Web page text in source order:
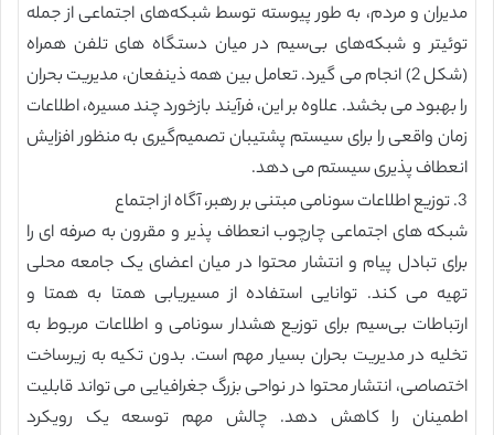
مدیران و مردم، به طور پیوسته توسط شبکه‌های اجتماعی از جمله
توئیتر و شبکه‌های بی‌سیم در میان دستگاه های تلفن همراه
(شکل 2) انجام می گیرد. تعامل بین همه ذینفعان، مدیریت بحران
را بهبود می بخشد. علاوه بر این، فرآیند بازخورد چند مسیره، اطلاعات
زمان واقعی را برای سیستم پشتیبان تصمیم‌گیری به منظور افزایش
انعطاف پذیری سیستم می دهد.
3. توزیع اطلاعات سونامی مبتنی بر رهبر، آگاه از اجتماع
شبکه های اجتماعی چارچوب انعطاف پذیر و مقرون به صرفه ای را
برای تبادل پیام و انتشار محتوا در میان اعضای یک جامعه محلی
تهیه می کند. توانایی استفاده از مسیریابی همتا به همتا و
ارتباطات بی‌سیم برای توزیع هشدار سونامی و اطلاعات مربوط به
تخلیه در مدیریت بحران بسیار مهم است. بدون تکیه به زیرساخت
اختصاصی، انتشار محتوا در نواحی بزرگ جغرافیایی می تواند قابلیت
اطمینان را کاهش دهد. چالش مهم توسعه یک رویکرد